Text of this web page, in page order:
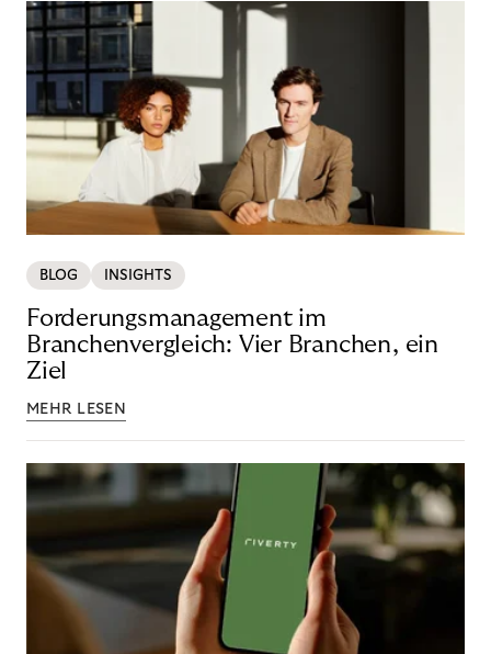
BLOG INSIGHTS
Forderungsmanagement im
Branchenvergleich: Vier Branchen, ein
Ziel
MEHR LESEN